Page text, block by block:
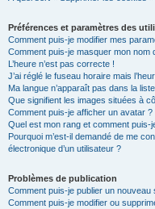
Préférences et paramètres des
Comment puis-je modifier mes
Comment puis-je masquer mon nom
L’heure n’est pas correcte !
J’ai réglé le fuseau horaire mais
Ma langue n’apparaît pas dans la
Que signifient les images situées à
Comment puis-je afficher un avatar ?
Quel est mon rang et comment puis-
Pourquoi m’est-il demandé de me
électronique d’un utilisateur ?
Problèmes de publication
Comment puis-je publier un nouveau
Comment puis-je modifier ou